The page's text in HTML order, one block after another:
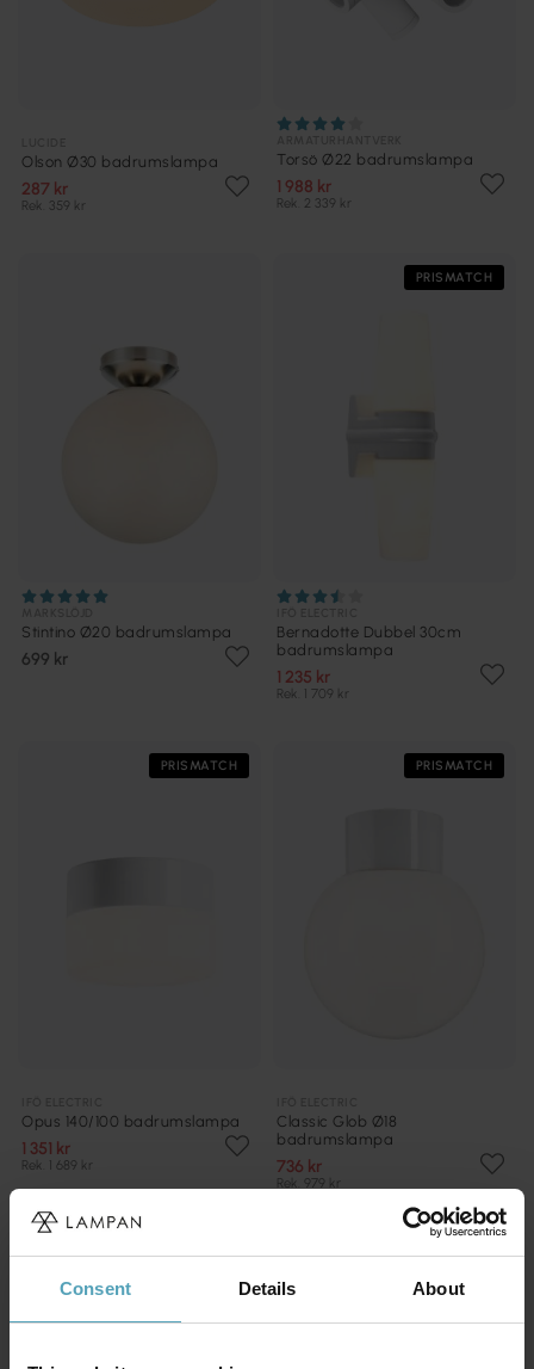
Consent Details About
Olson Ø30 badrumslampa
287 kr
Rek. 359 kr
Torsö Ø22 badrumslampa
1 988 kr
Rek. 2 339 kr
Stintino Ø20 badrumslampa
699 kr
PRISMATCH
Bernadotte Dubbel 30cm
badrumslampa
1 235 kr
Rek. 1 709 kr
PRISMATCH
Opus 140/100 badrumslampa
1 351 kr
Rek. 1 689 kr
PRISMATCH
Classic Glob Ø18
badrumslampa
736 kr
Rek. 979 kr
KAMPANJ PRISMATCH